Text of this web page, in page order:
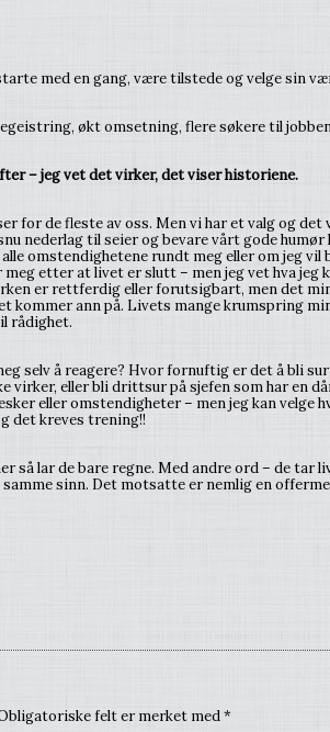
med en gang, være tilstede og velge sin
økt omsetning, flere søkere til
– jeg vet det virker, det viser historiene.
for de fleste av oss. Men vi har et valg og
nederlag til seier og bevare vårt gode humør
omstendighetene rundt meg eller om jeg vil
meg etter at livet er slutt – men jeg vet hva jeg
er rettferdig eller forutsigbart, men det
kommer ann på. Livets mange krumspring
rådighet.
selv å reagere? Hvor fornuftig er det å bli
virker, eller bli drittsur på sjefen som har en
eller omstendigheter – men jeg kan velge
det kreves trening!!
så lar de bare regne. Med andre ord – de tar
sinn. Det motsatte er nemlig en
felt er merket med*